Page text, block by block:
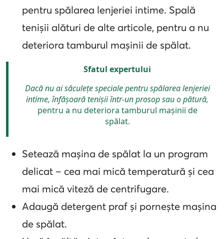
pentru spălarea lenjeriei intime. Spală
tenișii alături de alte articole, pentru a nu
deteriora tamburul mașinii de spălat.
Sfatul expertului
Dacă nu ai săculețe speciale pentru spălarea lenjeriei
intime, înfășoară tenișii într-un prosop sau o pătură,
pentru a nu deteriora tamburul mașinii de
spălat.
Setează mașina de spălat la un program
delicat – cea mai mică temperatură și cea
mai mică viteză de centrifugare.
Adaugă detergent praf și pornește mașina
de spălat.